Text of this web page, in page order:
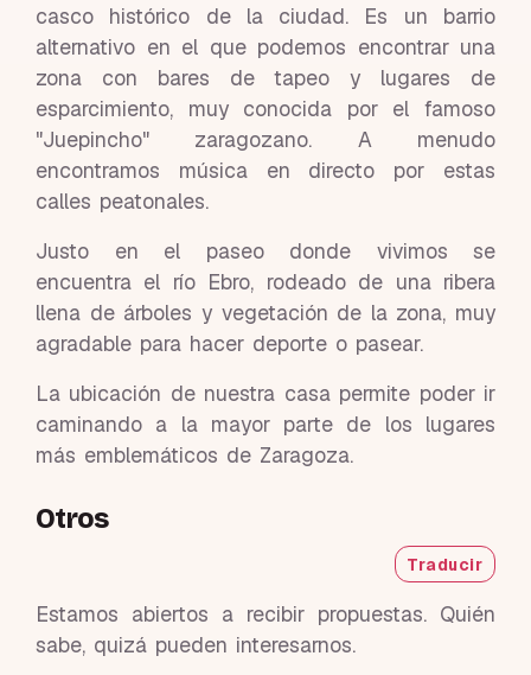
casco histórico de la ciudad. Es un barrio
alternativo en el que podemos encontrar una
zona con bares de tapeo y lugares de
esparcimiento, muy conocida por el famoso
"Juepincho" zaragozano. A menudo
encontramos música en directo por estas
calles peatonales.
Justo en el paseo donde vivimos se
encuentra el río Ebro, rodeado de una ribera
llena de árboles y vegetación de la zona, muy
agradable para hacer deporte o pasear.
La ubicación de nuestra casa permite poder ir
caminando a la mayor parte de los lugares
más emblemáticos de Zaragoza.
Otros
Traducir
Estamos abiertos a recibir propuestas. Quién
sabe, quizá pueden interesarnos.